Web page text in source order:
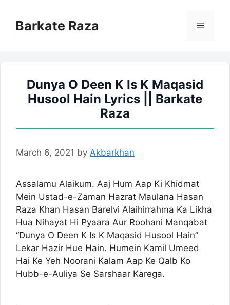
contentBarkate Raza Menu
Dunya O Deen K Is K Maqasid
Husool Hain Lyrics || Barkate
Raza
March 6, 2021 by Akbarkhan
Assalamu Alaikum. Aaj Hum Aap Ki Khidmat
Mein Ustad-e-Zaman Hazrat Maulana Hasan
Raza Khan Hasan Barelvi Alaihirrahma Ka Likha
Hua Nihayat Hi Pyaara Aur Roohani Manqabat
“Dunya O Deen K Is K Maqasid Husool Hain”
Lekar Hazir Hue Hain. Humein Kamil Umeed
Hai Ke Yeh Noorani Kalam Aap Ke Qalb Ko
Hubb-e-Auliya Se Sarshaar Karega.